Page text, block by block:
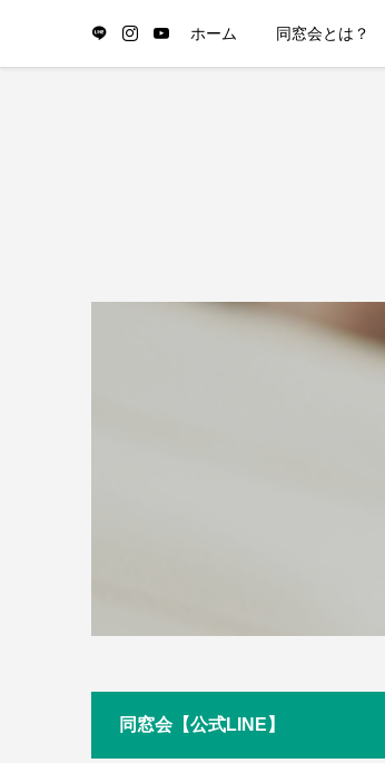
ホーム 同窓会とは？
同窓会【公式LINE】